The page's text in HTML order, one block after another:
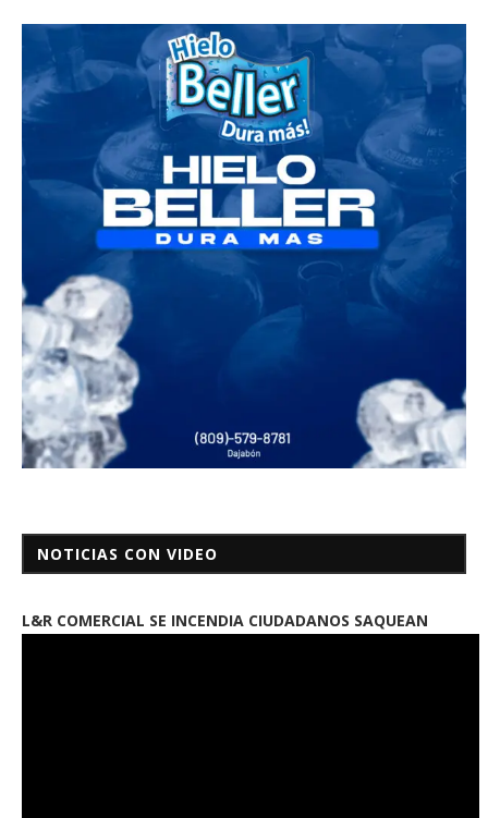
NOTICIAS CON VIDEO
L&R COMERCIAL SE INCENDIA CIUDADANOS SAQUEAN